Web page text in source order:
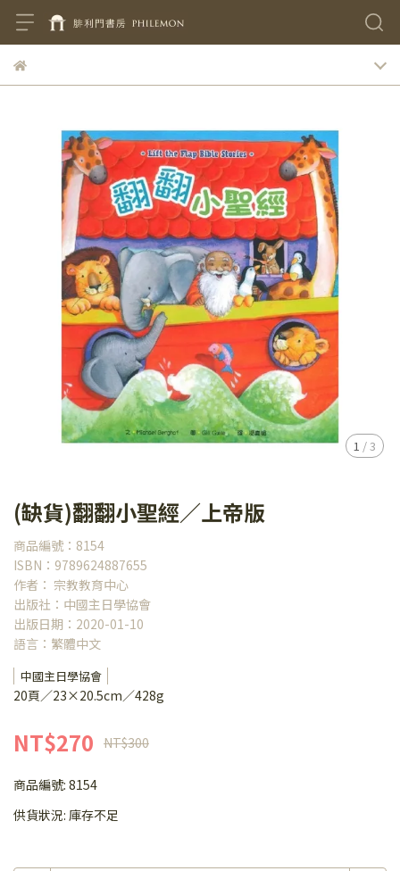
1 /3
(缺貨)翻翻小聖經／上帝版
商品編號：8154
ISBN：9789624887655
作者： 宗教教育中心
出版社：中國主日學協會
出版日期：2020-01-10
語言：繁體中文
中國主日學協會
20頁／23×20.5cm／428g
NT$270 NT$300
商品編號: 8154
供貨狀況: 庫存不足